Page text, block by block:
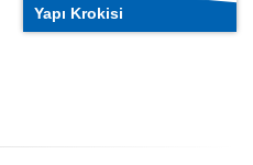
Yapı Krokisi